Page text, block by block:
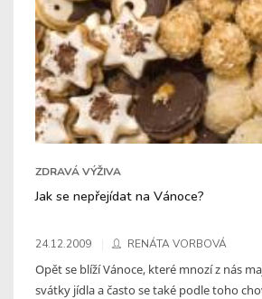
ZDRAVÁ VÝŽIVA
Jak se nepřejídat na Vánoce?
24.12.2009 RENÁTA VORBOVÁ
Opět se blíží Vánoce, které mnozí z nás
svátky jídla a často se také podle toho